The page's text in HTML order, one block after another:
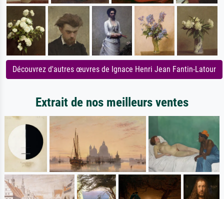
Découvrez d'autres œuvres de Ignace Henri Jean Fantin-Latour
Extrait de nos meilleurs ventes